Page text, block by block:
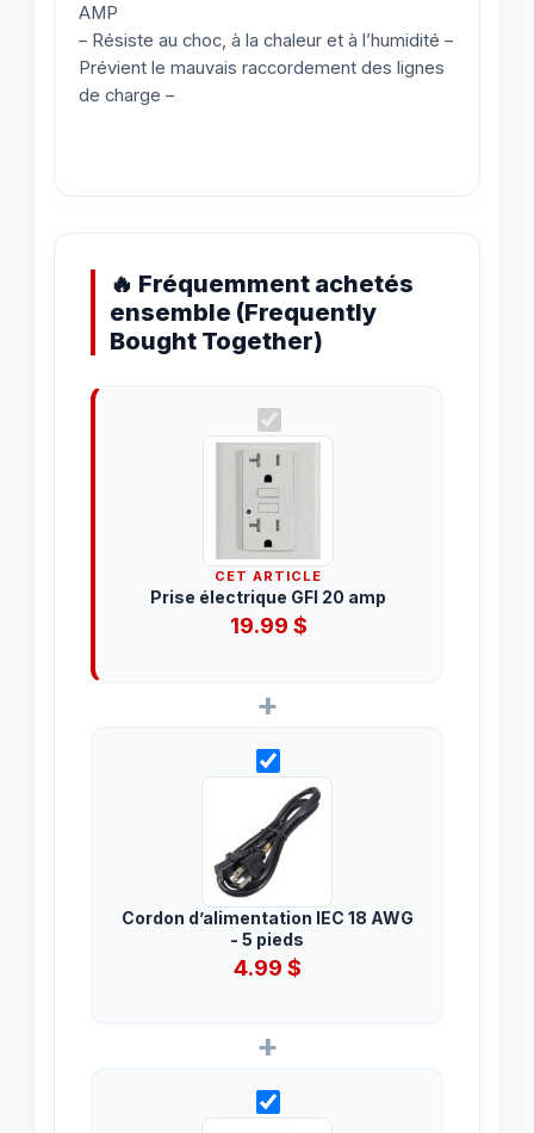
AMP
– Résiste au choc, à la chaleur et à l’humidité –
Prévient le mauvais raccordement des lignes
de charge –
🔥 Fréquemment achetés
ensemble (Frequently
Bought Together)
CET ARTICLE
Prise électrique GFI 20 amp
19.99 $
+
Cordon d’alimentation IEC 18 AWG
- 5 pieds
4.99 $
+